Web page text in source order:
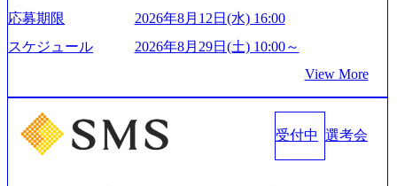
96dc8f2-7d54-42b9-a7ae-8c532c52d3d8_1200x678.webp アビー
ムコンサルティング会社資料 (https://www.abeam.com/content/
dam/abeam/jp/ja/about/company/ABeamConsultingCompanyProfil
e_jpn_4.pdf) 『SAP AWARD OF EXCELLENCE 2024』にお
s.jp/main/html/rd/p/000000010.000123981.html) アビームコンサ
ルティング、社員の健康改善を支援 食事・睡眠など可視
化 (https://www.nikkan.co.jp/articles/view/00694812) “失われた3
0年”をアビームの｢人的資本経営｣で取り戻したい (https://ww
アントにお届けするのは単なるレポートではなく、『結
果』である。」この原則のもと、ベインは1973年に創業さ
れた。クライアントが不確かな未来の中、競争に勝てるよ
に、提言を具体的な行動に落とし込んでいる。 徹底した
「結果主義」を標榜。クライアントのフルポテンシャル実
現を目標に、具体的に目に見える成果を出すことを信条と
して、全社戦略やトランスフォーメーション案件を多く扱
っている ベインの社風を体現するものとして「True North」
応募期限
2026年8月12日(水) 16:00
スケジュール
2026年8月29日(土) 10:00～
View More
受付中 選考会